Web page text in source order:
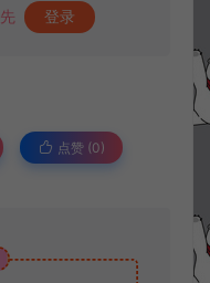
登录
点赞 (0)